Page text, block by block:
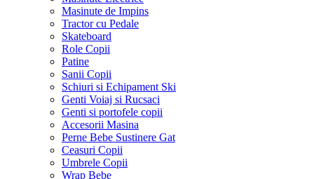
Masinute de Impins
Tractor cu Pedale
Skateboard
Role Copii
Patine
Sanii Copii
Schiuri si Echipament Ski
Genti Voiaj si Rucsaci
Genti si portofele copii
Accesorii Masina
Perne Bebe Sustinere Gat
Ceasuri Copii
Umbrele Copii
Wrap Bebe